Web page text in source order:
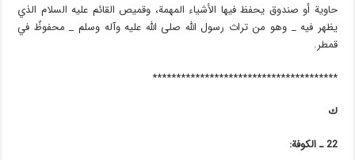
حاوية أو صندوق يحفظ فيها الأشياء المهمة، وقميص القائم عليه السلام الذي
يظهر فيه _ وهو من تراث رسول الله صلى الله عليه وآله وسلم _ محفوظٌ في
قمطر.
***************************************
ك
22 ـ الكوفة: